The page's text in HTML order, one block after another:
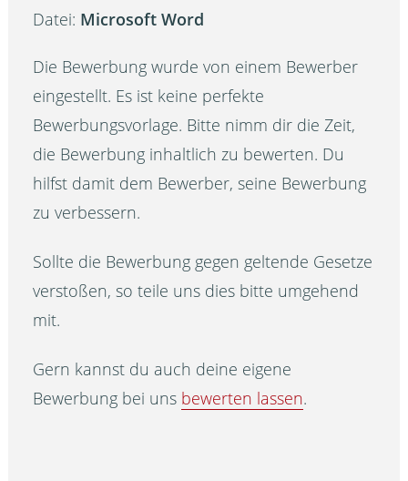
Datei: Microsoft Word
Die Bewerbung wurde von einem Bewerber
eingestellt. Es ist keine perfekte
Bewerbungsvorlage. Bitte nimm dir die Zeit,
die Bewerbung inhaltlich zu bewerten. Du
hilfst damit dem Bewerber, seine Bewerbung
zu verbessern.
Sollte die Bewerbung gegen geltende Gesetze
verstoßen, so teile uns dies bitte umgehend
mit.
Gern kannst du auch deine eigene
Bewerbung bei uns bewerten lassen.